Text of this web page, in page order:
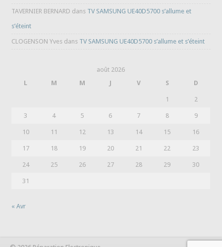
TAVERNIER BERNARD dans TV SAMSUNG UE40D5700 s’allume et
s’éteint
CLOGENSON Yves dans TV SAMSUNG UE40D5700 s’allume et s’éteint
août 2026
L
M M J V S D
1 2
3 4 5 6 7 8 9
10 11 12 13 14 15 16
17 18 19 20 21 22 23
24 25 26 27 28 29 30
31
« Avr